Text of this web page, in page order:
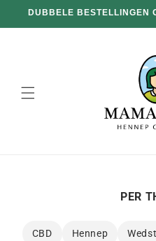
doorgaan
naar
100G GRATIS BIJ ELKE
PER
CBD Hennep